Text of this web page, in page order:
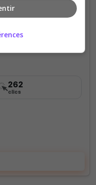
par des miloufs :)
262
clics